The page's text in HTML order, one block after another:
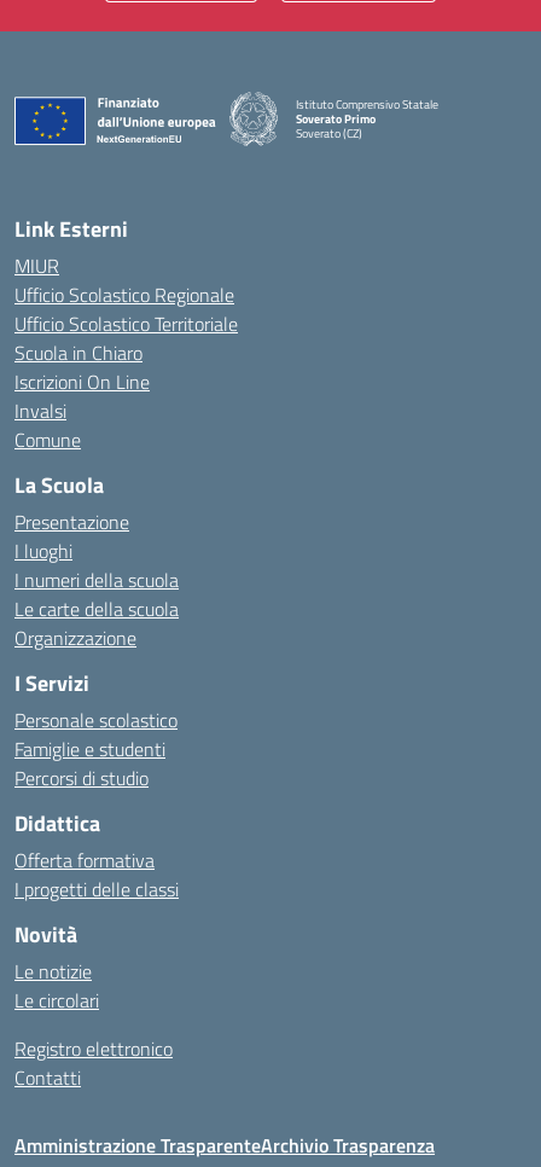
Istituto Comprensivo Statale
Soverato Primo
Soverato (CZ)
Link Esterni
MIUR
Ufficio Scolastico Regionale
Ufficio Scolastico Territoriale
Scuola in Chiaro
Iscrizioni On Line
Invalsi
Comune
La Scuola
Presentazione
I luoghi
I numeri della scuola
Le carte della scuola
Organizzazione
I Servizi
Personale scolastico
Famiglie e studenti
Percorsi di studio
Didattica
Offerta formativa
I progetti delle classi
Novità
Le notizie
Le circolari
Registro elettronico
Contatti
Amministrazione TrasparenteArchivio Trasparenza